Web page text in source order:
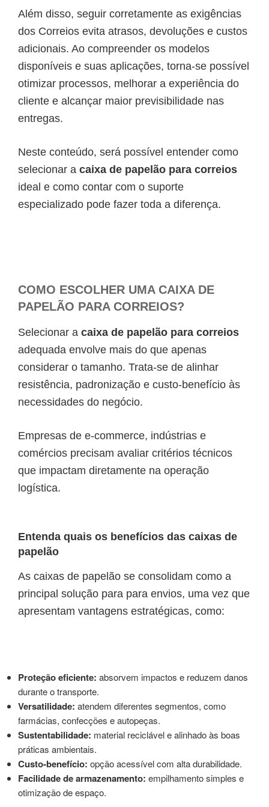
Além disso, seguir corretamente as exigências
dos Correios evita atrasos, devoluções e custos
adicionais. Ao compreender os modelos
disponíveis e suas aplicações, torna-se possível
otimizar processos, melhorar a experiência do
cliente e alcançar maior previsibilidade nas
entregas.
Neste conteúdo, será possível entender como
selecionar a caixa de papelão para correios
ideal e como contar com o suporte
especializado pode fazer toda a diferença.
COMO ESCOLHER UMA CAIXA DE
PAPELÃO PARA CORREIOS?
Selecionar a caixa de papelão para correios
adequada envolve mais do que apenas
considerar o tamanho. Trata-se de alinhar
resistência, padronização e custo-benefício às
necessidades do negócio.
Empresas de e-commerce, indústrias e
comércios precisam avaliar critérios técnicos
que impactam diretamente na operação
logística.
Entenda quais os benefícios das caixas de
papelão
As caixas de papelão se consolidam como a
principal solução para para envios, uma vez que
apresentam vantagens estratégicas, como:
Proteção eficiente: absorvem impactos e reduzem danos
durante o transporte.
Versatilidade: atendem diferentes segmentos, como
farmácias, confecções e autopeças.
Sustentabilidade: material reciclável e alinhado às boas
práticas ambientais.
Custo-benefício: opção acessível com alta durabilidade.
Facilidade de armazenamento: empilhamento simples e
otimização de espaço.